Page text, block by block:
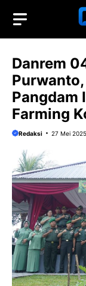
isi
Danrem
Purwanto,
Pangdam
Farming
Redaksi 27 Mei 2025